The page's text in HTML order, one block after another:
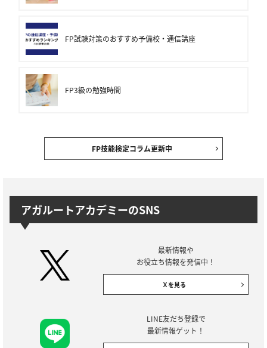
FP試験対策のおすすめ予備校・通信講座
FP3級の勉強時間
FP技能検定コラム更新中
アガルートアカデミーのSNS
最新情報や
お役立ち情報を発信中！
Ｘを見る
LINE友だち登録で
最新情報ゲット！